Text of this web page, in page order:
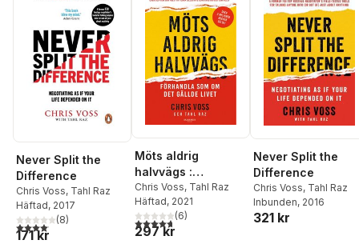
Never Split the
Difference
Chris Voss, Tahl Raz
Häftad, 2017
4,1utav 5 stjärnor. Totalt antal röster:
(8)
171 kr
Möts aldrig
halvvägs :
förhandla som om
det gällde livet
Chris Voss, Tahl Raz
Häftad, 2021
4,7utav 5 stjärnor. Totalt antal röster:
(6)
297 kr
Never Split the
Difference
Chris Voss, Tahl Raz
Inbunden, 2016
321 kr